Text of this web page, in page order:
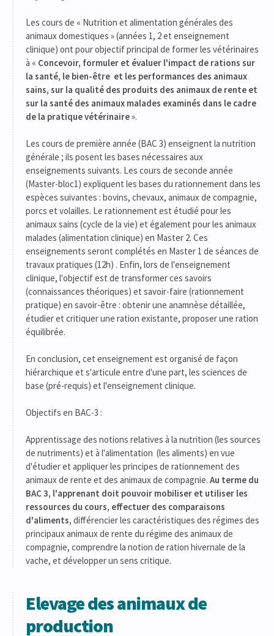
Les cours de « Nutrition et alimentation générales des
animaux domestiques » (années 1, 2 et enseignement
clinique) ont pour objectif principal de former les vétérinaires
à « Concevoir, formuler et évaluer l'impact de rations sur
la santé, le bien-être et les performances des animaux
sains, sur la qualité des produits des animaux de rente et
sur la santé des animaux malades examinés dans le cadre
de la pratique vétérinaire».
Les cours de première année (BAC 3) enseignent la nutrition
générale ; ils posent les bases nécessaires aux
enseignements suivants. Les cours de seconde année
(Master-bloc1) expliquent les bases du rationnement dans les
espèces suivantes : bovins, chevaux, animaux de compagnie,
porcs et volailles. Le rationnement est étudié pour les
animaux sains (cycle de la vie) et également pour les animaux
malades (alimentation clinique) en Master 2. Ces
enseignements seront complétés en Master 1 de séances de
travaux pratiques (12h) . Enfin, lors de l'enseignement
clinique, l'objectif est de transformer ces savoirs
(connaissances théoriques) et savoir-faire (rationnement
pratique) en savoir-être : obtenir une anamnèse détaillée,
étudier et critiquer une ration existante, proposer une ration
équilibrée.
En conclusion, cet enseignement est organisé de façon
hiérarchique et s'articule entre d'une part, les sciences de
base (pré-requis) et l'enseignement clinique.
Objectifs en BAC-3 :
Apprentissage des notions relatives à la nutrition (les sources
de nutriments) et à l'alimentation (les aliments) en vue
d'étudier et appliquer les principes de rationnement des
animaux de rente et des animaux de compagnie. Au terme du
BAC 3, l'apprenant doit pouvoir mobiliser et utiliser les
ressources du cours, effectuer des comparaisons
d'aliments, différencier les caractéristiques des régimes des
principaux animaux de rente du régime des animaux de
compagnie, comprendre la notion de ration hivernale de la
vache, et développer un sens critique.
Elevage des animaux de
production